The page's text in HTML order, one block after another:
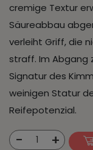
cremige Textur
Säureabbau
verleiht Griff, die
straff. Im Abgang
Signatur des
weinigen Statur
Reifepotenzial.
- 1 +